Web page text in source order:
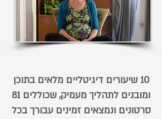
10 שיעורים דיגיטליים מלאים בתוכן
ומובנים לתהליך מעמיק, שכוללים 81
סרטונים ונמצאים זמינים עבורך בכל